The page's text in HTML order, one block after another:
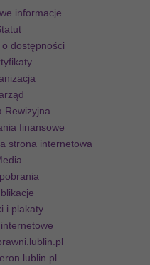
informacje
dostępności
Rewizyjna
finansowe
strona internetowa
i plakaty